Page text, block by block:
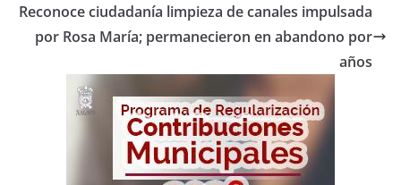
Reconoce ciudadanía limpieza de canales impulsada
por Rosa María; permanecieron en abandono por
años